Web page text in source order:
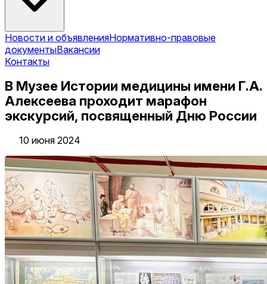
Новости и объявленияНормативно-правовые
документыВакансии
Контакты
В Музее Истории медицины имени Г.А.
Алексеева проходит марафон
экскурсий, посвященный Дню России
10 июня 2024